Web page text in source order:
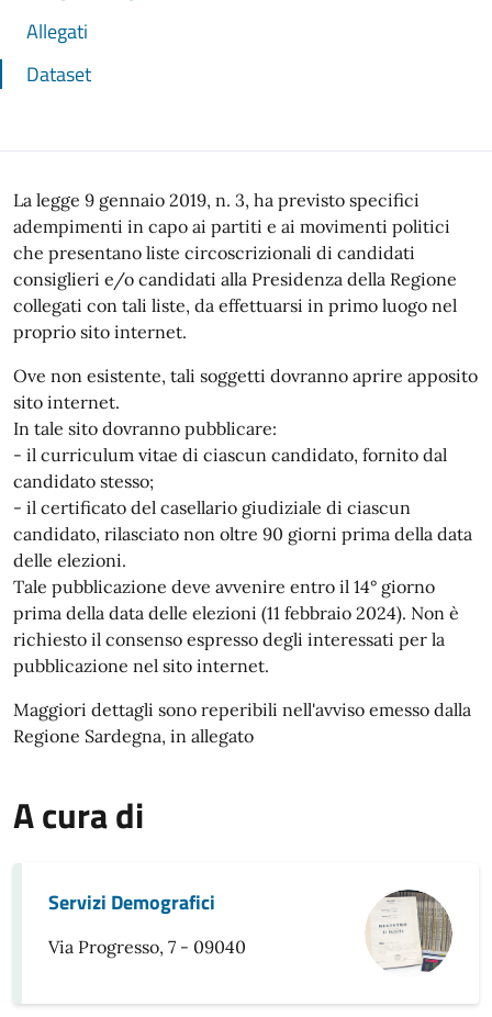
Allegati
Dataset
La legge 9 gennaio 2019, n. 3, ha previsto specifici
adempimenti in capo ai partiti e ai movimenti politici
che presentano liste circoscrizionali di candidati
consiglieri e/o candidati alla Presidenza della Regione
collegati con tali liste, da effettuarsi in primo luogo nel
proprio sito internet.
Ove non esistente, tali soggetti dovranno aprire apposito
sito internet.
In tale sito dovranno pubblicare:
- il curriculum vitae di ciascun candidato, fornito dal
candidato stesso;
- il certificato del casellario giudiziale di ciascun
candidato, rilasciato non oltre 90 giorni prima della data
delle elezioni.
Tale pubblicazione deve avvenire entro il 14° giorno
prima della data delle elezioni (11 febbraio 2024). Non è
richiesto il consenso espresso degli interessati per la
pubblicazione nel sito internet.
Maggiori dettagli sono reperibili nell'avviso emesso dalla
Regione Sardegna, in allegato
A cura di
Servizi Demografici
Via Progresso, 7 - 09040